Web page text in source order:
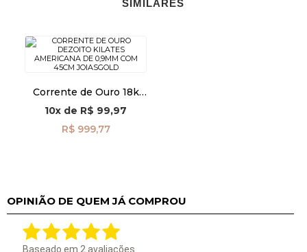
SIMILARES
Corrente de Ouro 18k
Americana de 0,9mm
com 45cm co04160
10x de R$ 99,97
R$ 999,77
OPINIÃO DE QUEM JÁ COMPROU
Baseado em 2avaliações